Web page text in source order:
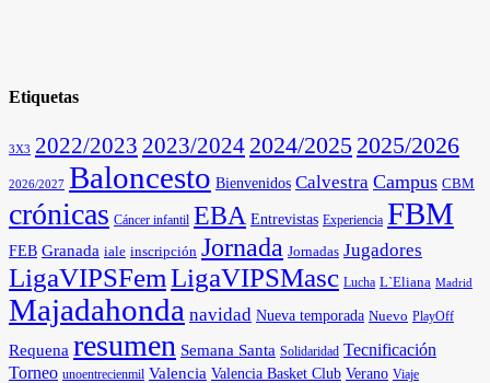
Etiquetas
3X3 2022/2023 2023/2024 2024/2025 2025/2026
2026/2027 Baloncesto Bienvenidos Calvestra Campus CBM
crónicas Cáncer infantil EBA Entrevistas Experiencia FBM
FEB Granada iale inscripción Jornada Jornadas Jugadores
LigaVIPSFemLigaVIPSMasc Lucha L`Eliana Madrid
Majadahonda navidad Nueva temporada Nuevo PlayOff
Requena resumen Semana Santa Solidaridad Tecnificación
Torneo unoentrecienmil Valencia Valencia Basket Club Verano Viaje